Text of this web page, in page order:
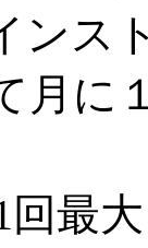
ンス
～
最